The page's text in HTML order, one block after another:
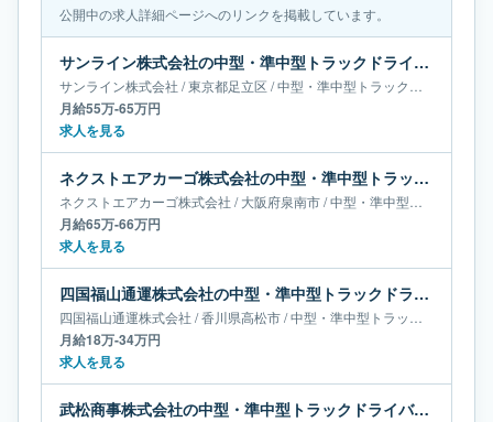
公開中の求人詳細ページへのリンクを掲載しています。
サンライン株式会社の中型・準中型トラックドライバー求人｜東京都足立区｜月給55万-65万円
サンライン株式会社 /東京都足立区 /中型・準中型トラックドライバー
月給55万-65万円
求人を見る
ネクストエアカーゴ株式会社の中型・準中型トラックドライバー求人｜大阪府泉南市｜月給65万-66万円
ネクストエアカーゴ株式会社 /大阪府泉南市/中型・準中型トラックドライバー
月給65万-66万円
求人を見る
四国福山通運株式会社の中型・準中型トラックドライバー求人｜香川県高松市｜月給18万-34万円
四国福山通運株式会社 /香川県高松市/中型・準中型トラックドライバー
月給18万-34万円
求人を見る
武松商事株式会社の中型・準中型トラックドライバー求人｜神奈川県横浜市｜月給24万-29万円